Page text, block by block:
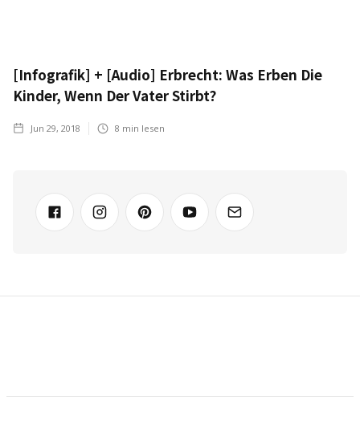
[Infografik] + [Audio] Erbrecht: Was Erben Die
Kinder, Wenn Der Vater Stirbt?
Jun 29, 2018 8 min lesen